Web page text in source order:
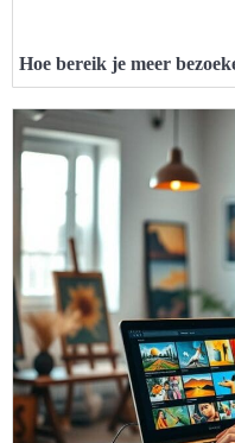
Hoe bereik je meer